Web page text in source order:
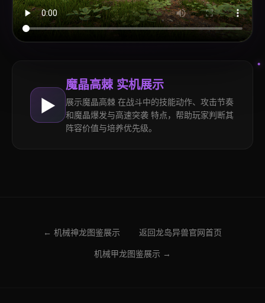
▶
魔晶高棘 实机展示
展示魔晶高棘 在战斗中的技能动作、攻击节奏
和魔晶爆发与高速突袭 特点，帮助玩家判断其
阵容价值与培养优先级。
← 机械神龙图鉴展示 返回龙岛异兽官网首页
机械甲龙图鉴展示 →